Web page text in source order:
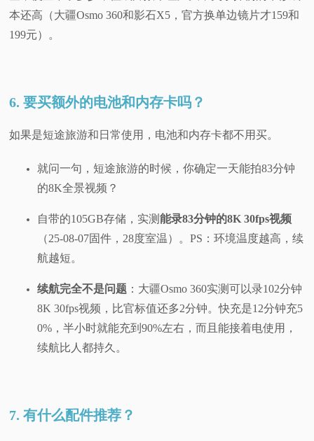
本还高（大疆Osmo 360和影石X5，官方换单边镜片才159和
199元）。
6. 要买额外的电池和内存卡吗？
如果是短途旅游和日常使用，电池和内存卡都不用买。
就问一句，短途旅游的时候，你确定一天能拍83分钟
的8K全景视频？
自带的105GB存储，实测能录83分钟的8K 30fps视频
（25-08-07固件，28度室温）。PS：环境温度越高，续
航越短。
续航完全不是问题 ：大疆Osmo 360实测可以录102分钟
8K 30fps视频，比官标值还多2分钟。快充是12分钟充5
0%，半小时就能充到90%左右，而且能接着电使用，
续航比人都持久。
7. 有什么配件推荐？